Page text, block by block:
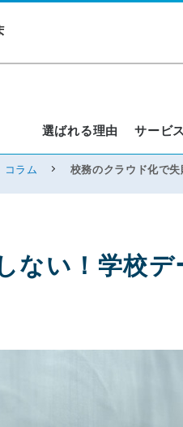
選ばれる理由 サービス
コラム 校務のクラウド化で
ない！学校デ